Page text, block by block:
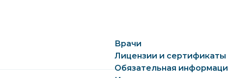
Врачи
Лицензии и сертификаты
Обязательная